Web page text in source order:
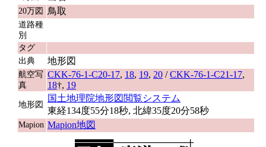
20万図 鳥取
道路種
別
タグ
出典
地形図
航空写
真
CKK-76-1-C20-17, 18, 19, 20 /CKK-76-1-C21-17,
18†, 19
地形図
国土地理院地形図閲覧システム
東経134度55分18秒, 北緯35度20分58秒
Mapion Mapion地図